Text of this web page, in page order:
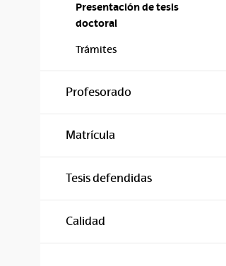
Presentación de tesis
doctoral
Trámites
Profesorado
Matrícula
Tesis defendidas
Calidad